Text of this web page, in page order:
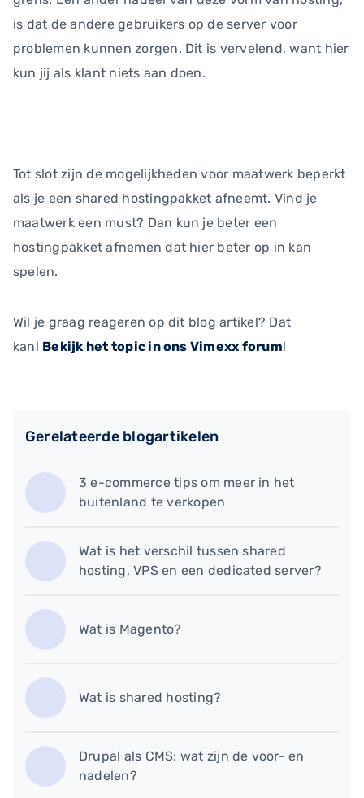
is dat de andere gebruikers op de server voor
problemen kunnen zorgen. Dit is vervelend, want hier
kun jij als klant niets aan doen.
Tot slot zijn de mogelijkheden voor maatwerk beperkt
als je een shared hostingpakket afneemt. Vind je
maatwerk een must? Dan kun je beter een
hostingpakket afnemen dat hier beter op in kan
spelen.
Wil je graag reageren op dit blog artikel? Dat
kan! Bekijk het topic in ons Vimexx forum!
Gerelateerde blogartikelen
3 e-commerce tips om meer in het
buitenland te verkopen
Wat is het verschil tussen shared
hosting, VPS en een dedicated server?
Wat is Magento?
Wat is shared hosting?
Drupal als CMS: wat zijn de voor- en
nadelen?